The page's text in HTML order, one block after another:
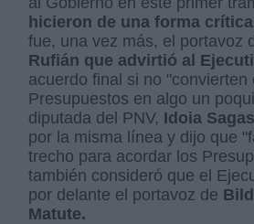
hicieron de una forma crítica
fue, una vez más, el portavoz
Rufián que advirtió al
acuerdo final si no "convierten
Presupuestos en algo un
diputada del PNV, Idoia
por la misma línea y dijo que
trecho para acordar los
también consideró que el
por delante el portavoz de
Matute.